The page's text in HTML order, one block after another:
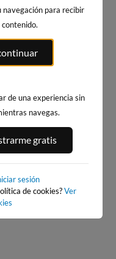
DEL FORTI
CHOPI
para recibir
de una experiencia sin
navegas.
gratis
sesión
de cookies?Ver